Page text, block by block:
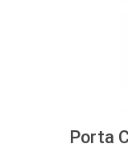
Porta